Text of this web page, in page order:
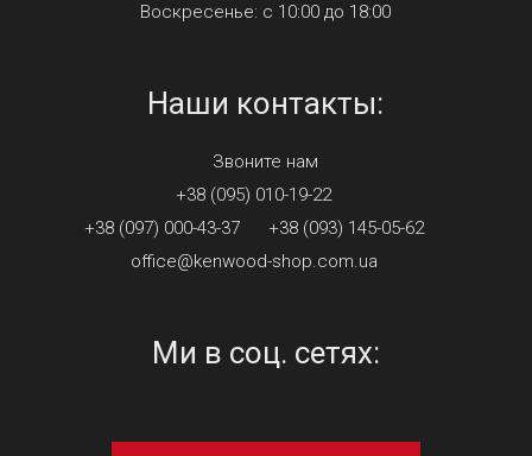
Воскресенье: с 10:00 до 18:00
Наши контакты:
Звоните нам
+38 (095) 010-19-22
+38 (097) 000-43-37
+38 (093) 145-05-62
office@kenwood-shop.com.ua
Ми в соц. сетях: